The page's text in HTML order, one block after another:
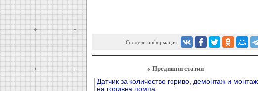
Сподели информация:
« Предишни статии
Датчик за количество гориво, демонтаж и монтаж
на горивна помпа